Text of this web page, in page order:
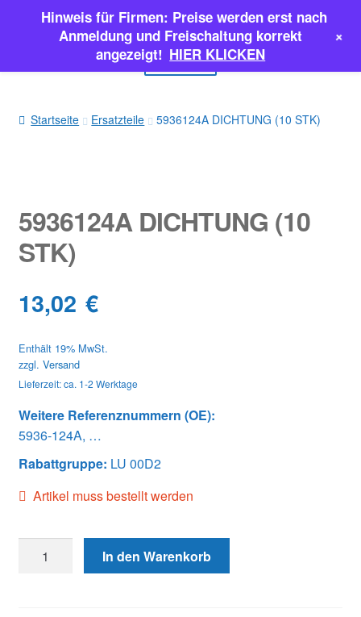
springen
springen
Menü
SALE
Classic Parts
Startseite Ersatzteile 5936124A DICHTUNG (10 STK)
5936124A DICHTUNG (10
STK)
13,02 €
Enthält 19% MwSt.
zzgl. Versand
Lieferzeit: ca. 1-2 Werktage
Weitere Referenznummern (OE):
5936-124A, …
Rabattgruppe: LU 00D2
Artikel muss bestellt werden
DICHTUNG
In den Warenkorb
Hinweis für Firmen: Preise werden erst nach
Anmeldung und Freischaltung korrekt
angezeigt! HIER KLICKEN
+